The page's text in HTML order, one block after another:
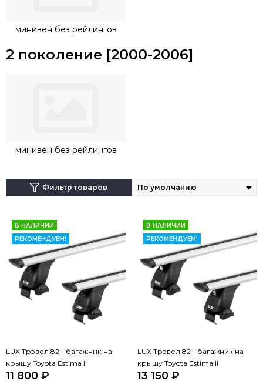
минивен без рейлингов
2 поколение [2000-2006]
минивен без рейлингов
Фильтр товаров
В НАЛИЧИИ
РЕКОМЕНДУЕМ!
LUX Трэвел 82 - багажник на
крышу Toyota Estima II
11 800 ₽
В НАЛИЧИИ
РЕКОМЕНДУЕМ!
LUX Трэвел 82 - багажник на
крышу Toyota Estima II
13 150 ₽